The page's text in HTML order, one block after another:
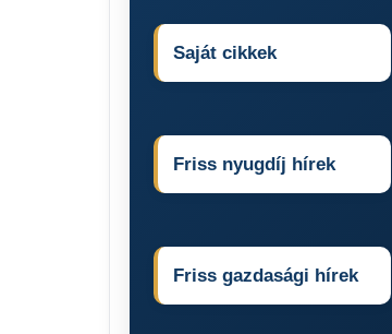
Saját cikkek
Friss nyugdíj hírek
Friss gazdasági hírek